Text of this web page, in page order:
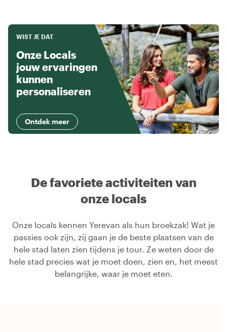
WIST JE DAT
Onze Locals
jouw ervaringen
kunnen
personaliseren
Ontdek meer
De favoriete activiteiten van
onze locals
Onze locals kennen Yerevan als hun broekzak! Wat je
passies ook zijn, zij gaan je de beste plaatsen van de
hele stad laten zien tijdens je tour. Ze weten door de
hele stad precies wat je moet doen, zien en, het meest
belangrijke, waar je moet eten.